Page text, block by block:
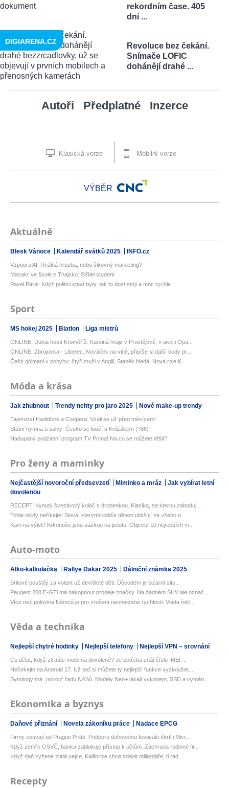
rekordním čase. 405
dní ...
Revoluce bez čekání.
Snímače LOFIC
dohánějí drahé ...
DIGIARENA.CZ
Autoři Předplatné Inzerce
Klasická verze Mobilní verze
VÝBĚR
Aktuálně
Blesk Vánoce Kalendář svátků 2025 INFO.cz
Vzpoura AI. Reálná hrozba, nebo šikovný marketing?
Masakr ve škole v Thajsku: Střílel student
Pavel Páral: Když politici staví byty, tak to dost stojí a moc rychle ...
Sport
MS hokej 2025 Biatlon Liga mistrů
ONLINE: Dukla hostí Kroměříž. Karviná hraje v Prostějově, v akci i Opa...
ONLINE: Zbrojovka - Liberec. Nováček na vlně, připíše si další body pr...
Čeští gólmani v pohybu: čtyři muži v Anglii, Staněk hledá. Nová role K...
Móda a krása
Jak zhubnout Trendy nehty pro jaro 2025 Nové make-up trendy
Tajemství Hadidové a Coopera: Vzali se už před měsícem!
Státní hymna a salvy: Česko se loučí s Knížákem (†86)
Nadupaný podzimní program TV Prima! Na co se můžete těšit?
Pro ženy a maminky
Nejčastější novoroční předsevzetí Miminko a mráz
Jak vybírat letní
dovolenou
RECEPT: Kynutý švestkový koláč s drobenkou. Klasika, se kterou zaboduj...
Tohle nikdy neříkejte! Slova, kterými rodiče dětem ubližují ze všeho n...
Kam na výlet? Krkonoše jsou sázkou na jistotu. Objevte 10 nejlepších m...
Auto-moto
Alko-kalkulačka Rallye Dakar 2025 Dálniční známka 2025
Britové pouštějí za volant už devítileté děti. Důvodem je bizarní situ...
Peugeot 208 E-GTi má nakopnout prodeje značky. Na žádném SUV ale označ...
Více než polovina Němců je pro zrušení neomezené rychlosti. Vláda řekl...
Věda a technika
Nejlepší chytré hodinky Nejlepší telefony Nejlepší VPN – srovnání
Co dělat, když ztratíte mobil na dovolené? Je potřeba znát číslo IMEI ...
Nečekejte na Android 17. Už teď si můžete ty nejlepší funkce vyzkoušet...
Synology má „novou“ řadu NASů. Modely Neo+ lákají výkonem, SSD a vyměn...
Ekonomika a byznys
Daňové přiznání Novela zákoníku práce Nadace EPCG
Firmy couvají od Prague Pride. Podporu duhovému festivalu škrtl i Micr...
Když zemře OSVČ, banka zablokuje přístup k účtům. Záchrana rodinné fir...
Když daň vyžene zlatá vejce. Kalifornie chce zdanit miliardáře, ti rad...
Recepty